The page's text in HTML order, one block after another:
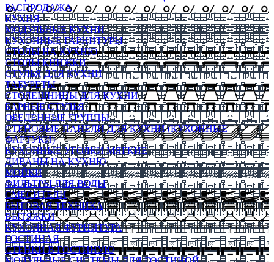
РАСПРОДАЖА
КУХНЯ
МОДУЛЬНЫЕ КУХНИ
КУХОННЫЕ ГАРНИТУРЫ
СТОЛЫ НА КУХНЮ
СТОЛЫ КНИЖКИ
СТУЛЬЯ ДЛЯ КУХНИ
ТАБУРЕТЫ
СТОЛЕШНИЦЫ ДЛЯ КУХНИ
БАРНЫЕ СТУЛЬЯ
ОБЕДЕННЫЕ ГРУППЫ
СТЕНОВЫЕ ПАНЕЛИ ДЛЯ КУХНИ (КУХОННЫЕ
ФАРТУКИ)
КУХОННЫЕ УГОЛКИ МЯГКИЕ
ДИВАНЫ НА КУХНЮ
МОЙКИ
ФИЛЬТРЫ ДЛЯ ВОДЫ
СМЕСИТЕЛИ
БЫТОВАЯ ТЕХНИКА
ВЫТЯЖКИ
КУХОННАЯ ФУРНИТУРА
ГОСТИНАЯ
СТЕНКИ В ГОСТИНУЮ